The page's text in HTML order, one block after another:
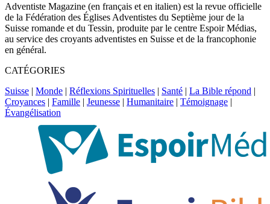
Adventiste Magazine (en français et en italien) est la revue officielle
de la Fédération des Églises Adventistes du Septième jour de la
Suisse romande et du Tessin, produite par le centre Espoir Médias,
au service des croyants adventistes en Suisse et de la francophonie
en général.
CATÉGORIES
Suisse | Monde | Réflexions Spirituelles | Santé | La Bible répond |
Croyances | Famille | Jeunesse | Humanitaire | Témoignage |
Évangélisation